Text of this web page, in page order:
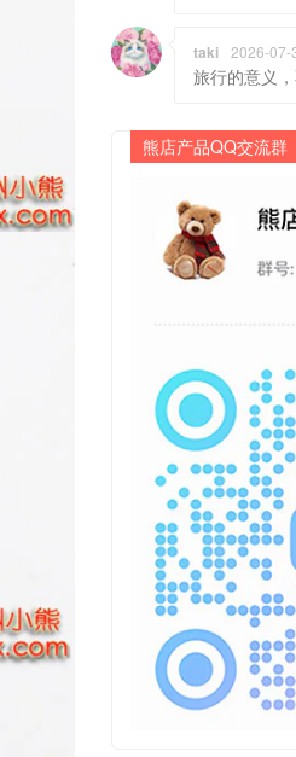
taki 2026-07-
旅行的意义
熊店产品QQ交流群